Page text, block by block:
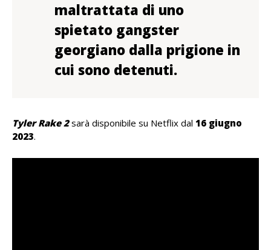
maltrattata di uno
spietato gangster
georgiano dalla prigione in
cui sono detenuti.
Tyler Rake 2sarà disponibile su Netflix dal 16 giugno
2023.